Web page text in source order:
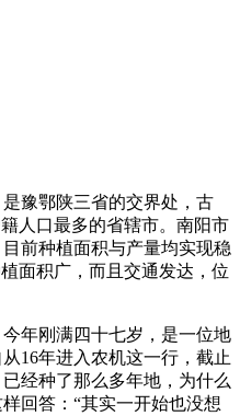
豫鄂陕三省的交界处，古
人口最多的省辖市。南阳市
前种植面积与产量均实现稳
面积广，而且交通发达，位
年刚满四十七岁，是一位地
16年进入农机这一行，截止
经种了那么多年地，为什么
回答：“其实一开始也没想